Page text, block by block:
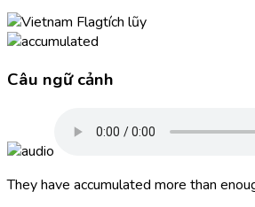
tích lũy
Câu ngữ cảnh
They have accumulated more than